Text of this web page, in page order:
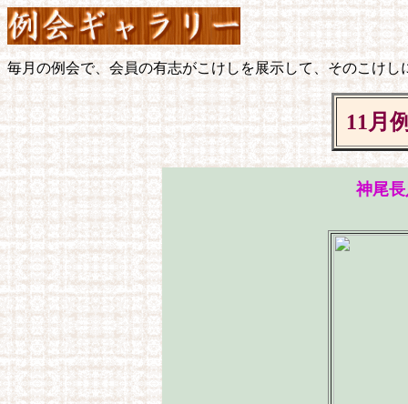
毎月の例会で、会員の有志がこけしを展示して、そのこけ
11月
神尾